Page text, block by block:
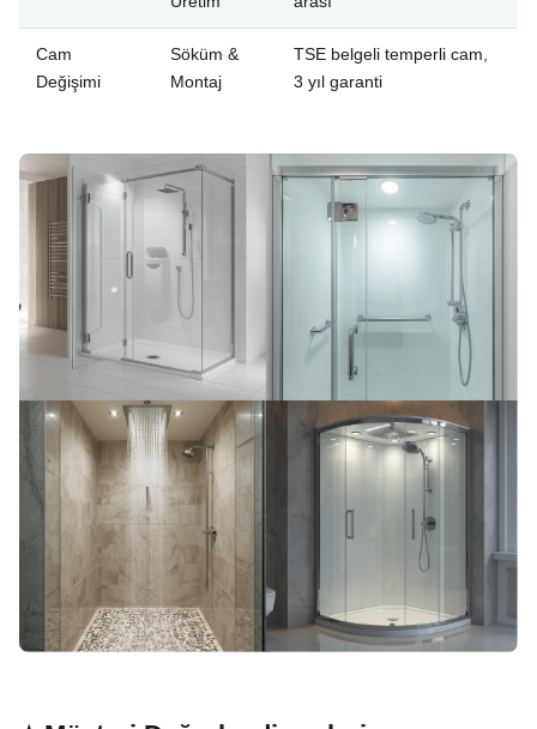
Cam
Değişimi
Söküm &
Montaj
TSE belgeli temperli cam,
3 yıl garanti